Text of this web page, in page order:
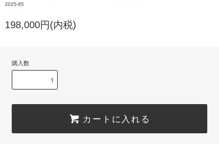
2025-65
198,000円(内税)
購入数
カートに入れる